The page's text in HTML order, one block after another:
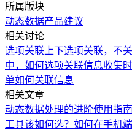
所属版块
动态数据产品建议
相关讨论
选项关联 上下选项关联，不
中，如何选项关联信息收集
单如何关联信息
相关文章
动态数据处理的进阶使用指南
工具该如何选？ 如何在手机